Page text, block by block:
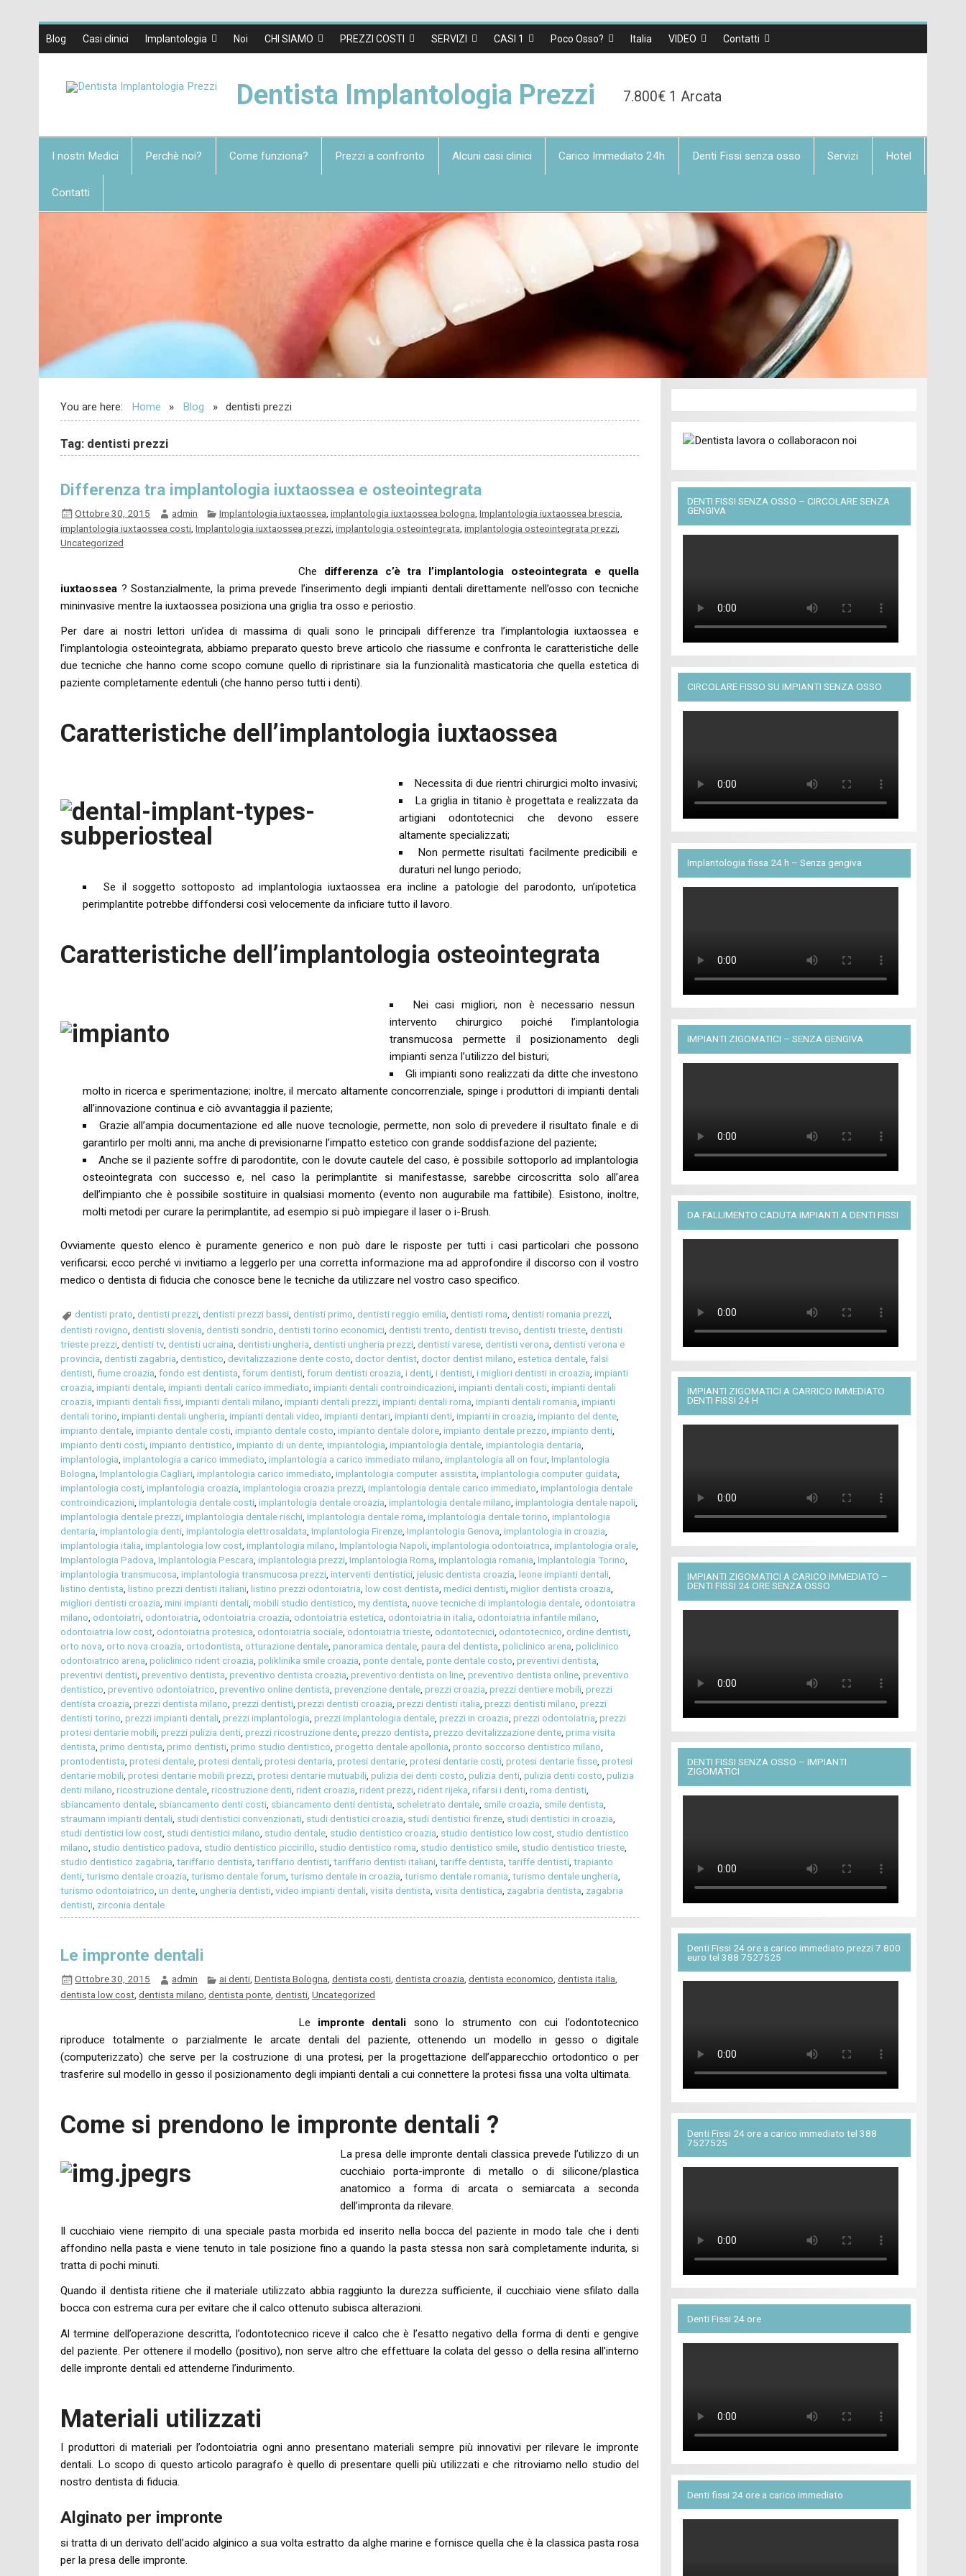
Blog Casi clinici Implantologia Noi CHI SIAMO PREZZI COSTI SERVIZI CASI 1 Poco Osso? Italia VIDEO Contatti
Dentista Implantologia Prezzi 7.800€ 1 Arcata
I nostri Medici Perchè noi? Come funziona? Prezzi a confronto Alcuni casi clinici Carico Immediato 24h Denti Fissi senza osso Servizi Hotel
Contatti
You are here: Home Blog dentisti prezzi
Tag: dentisti prezzi
Differenza tra implantologia iuxtaossea e osteointegrata
Ottobre 30, 2015 admin Implantologia iuxtaossea implantologia iuxtaossea bologna Implantologia iuxtaossea brescia
implantologia iuxtaossea costi,Implantologia iuxtaossea prezzi,implantologia osteointegrata,implantologia osteointegrata prezzi,
Uncategorized
Che differenza c’è tra l’implantologia osteointegrata e quella
iuxtaossea ? Sostanzialmente, la prima prevede l’inserimento degli impianti dentali direttamente nell’osso con tecniche
mininvasive mentre la iuxtaossea posiziona una griglia tra osso e periostio.
Per dare ai nostri lettori un’idea di massima di quali sono le principali differenze tra l’implantologia iuxtaossea e
l’implantologia osteointegrata, abbiamo preparato questo breve articolo che riassume e confronta le caratteristiche delle
due tecniche che hanno come scopo comune quello di ripristinare sia la funzionalità masticatoria che quella estetica di
paziente completamente edentuli (che hanno perso tutti i denti).
Caratteristiche dell’implantologia iuxtaossea
Necessita di due rientri chirurgici molto invasivi;
La griglia in titanio è progettata e realizzata da
artigiani odontotecnici che devono essere
altamente specializzati;
Non permette risultati facilmente predicibili e
duraturi nel lungo periodo;
Se il soggetto sottoposto ad implantologia iuxtaossea era incline a patologie del parodonto, un’ipotetica
perimplantite potrebbe diffondersi così velocemente da inficiare tutto il lavoro.
Caratteristiche dell’implantologia osteointegrata
Nei casi migliori, non è necessario nessun
intervento chirurgico poiché l’implantologia
transmucosa permette il posizionamento degli
impianti senza l’utilizzo del bisturi;
Gli impianti sono realizzati da ditte che investono
molto in ricerca e sperimentazione; inoltre, il mercato altamente concorrenziale, spinge i produttori di impianti dentali
all’innovazione continua e ciò avvantaggia il paziente;
Grazie all’ampia documentazione ed alle nuove tecnologie, permette, non solo di prevedere il risultato finale e di
garantirlo per molti anni, ma anche di previsionarne l’impatto estetico con grande soddisfazione del paziente;
Anche se il paziente soffre di parodontite, con le dovute cautele del caso, è possibile sottoporlo ad implantologia
osteointegrata con successo e, nel caso la perimplantite si manifestasse, sarebbe circoscritta solo all’area
dell’impianto che è possibile sostituire in qualsiasi momento (evento non augurabile ma fattibile). Esistono, inoltre,
molti metodi per curare la perimplantite, ad esempio si può impiegare il laser o i-Brush.
Ovviamente questo elenco è puramente generico e non può dare le risposte per tutti i casi particolari che possono
verificarsi; ecco perché vi invitiamo a leggerlo per una corretta informazione ma ad approfondire il discorso con il vostro
medico o dentista di fiducia che conosce bene le tecniche da utilizzare nel vostro caso specifico.
dentisti prato ,dentisti prezzi ,dentisti prezzi bassi ,dentisti primo ,dentisti reggio emilia ,dentisti roma ,dentisti romania prezzi
dentisti rovigno ,dentisti slovenia ,dentisti sondrio ,dentisti torino economici ,dentisti trento ,dentisti treviso ,dentisti trieste ,dentisti
trieste prezzi ,dentisti tv,dentisti ucraina ,dentisti ungheria ,dentisti ungheria prezzi ,dentisti varese ,dentisti verona ,dentisti verona e
provincia ,dentisti zagabria ,dentistico ,devitalizzazione dente costo ,doctor dentist ,doctor dentist milano ,estetica dentale ,falsi
dentisti ,fiume croazia ,fondo est dentista ,forum dentisti ,forum dentisti croazia ,i denti ,i dentisti ,i migliori dentisti in croazia ,impianti
croazia ,impianti dentale ,impianti dentali carico immediato ,impianti dentali controindicazioni ,impianti dentali costi ,impianti dentali
croazia ,impianti dentali fissi ,impianti dentali milano ,impianti dentali prezzi ,impianti dentali roma ,impianti dentali romania ,impianti
dentali torino ,impianti dentali ungheria ,impianti dentali video ,impianti dentari ,impianti denti ,impianti in croazia ,impianto del dente
impianto dentale ,impianto dentale costi ,impianto dentale costo ,impianto dentale dolore ,impianto dentale prezzo ,impianto denti
impianto denti costi ,impianto dentistico ,impianto di un dente ,impiantologia ,impiantologia dentale ,impiantologia dentaria
implantologia ,implantologia a carico immediato ,implantologia a carico immediato milano ,implantologia all on four,Implantologia
Bologna ,Implantologia Cagliari ,implantologia carico immediato ,implantologia computer assistita ,implantologia computer guidata
implantologia costi ,implantologia croazia ,implantologia croazia prezzi ,implantologia dentale carico immediato ,implantologia dentale
controindicazioni ,implantologia dentale costi ,implantologia dentale croazia ,implantologia dentale milano ,implantologia dentale napoli
implantologia dentale prezzi ,implantologia dentale rischi ,implantologia dentale roma ,implantologia dentale torino ,implantologia
dentaria ,implantologia denti ,implantologia elettrosaldata ,Implantologia Firenze ,Implantologia Genova ,implantologia in croazia
implantologia italia ,implantologia low cost ,implantologia milano ,Implantologia Napoli ,implantologia odontoiatrica ,implantologia orale
Implantologia Padova ,Implantologia Pescara ,implantologia prezzi ,Implantologia Roma ,implantologia romania ,Implantologia Torino
implantologia transmucosa ,implantologia transmucosa prezzi ,interventi dentistici ,jelusic dentista croazia ,leone impianti dentali
listino dentista ,listino prezzi dentisti italiani ,listino prezzi odontoiatria ,low cost dentista ,medici dentisti ,miglior dentista croazia
migliori dentisti croazia ,mini impianti dentali ,mobili studio dentistico ,my dentista ,nuove tecniche di implantologia dentale ,odontoiatra
milano ,odontoiatri ,odontoiatria ,odontoiatria croazia ,odontoiatria estetica ,odontoiatria in italia ,odontoiatria infantile milano
odontoiatria low cost ,odontoiatria protesica ,odontoiatria sociale ,odontoiatria trieste ,odontotecnici ,odontotecnico ,ordine dentisti
orto nova ,orto nova croazia ,ortodontista ,otturazione dentale ,panoramica dentale ,paura del dentista ,policlinico arena ,policlinico
odontoiatrico arena ,policlinico rident croazia ,poliklinika smile croazia ,ponte dentale ,ponte dentale costo ,preventivi dentista
preventivi dentisti ,preventivo dentista ,preventivo dentista croazia ,preventivo dentista on line ,preventivo dentista online ,preventivo
dentistico ,preventivo odontoiatrico ,preventivo online dentista ,prevenzione dentale ,prezzi croazia ,prezzi dentiere mobili ,prezzi
dentista croazia ,prezzi dentista milano ,prezzi dentisti ,prezzi dentisti croazia ,prezzi dentisti italia ,prezzi dentisti milano ,prezzi
dentisti torino ,prezzi impianti dentali ,prezzi implantologia ,prezzi implantologia dentale ,prezzi in croazia ,prezzi odontoiatria ,prezzi
protesi dentarie mobili ,prezzi pulizia denti ,prezzi ricostruzione dente ,prezzo dentista ,prezzo devitalizzazione dente ,prima visita
dentista ,primo dentista ,primo dentisti ,primo studio dentistico ,progetto dentale apollonia ,pronto soccorso dentistico milano
prontodentista ,protesi dentale ,protesi dentali ,protesi dentaria ,protesi dentarie ,protesi dentarie costi ,protesi dentarie fisse ,protesi
dentarie mobili ,protesi dentarie mobili prezzi ,protesi dentarie mutuabili ,pulizia dei denti costo ,pulizia denti ,pulizia denti costo ,pulizia
denti milano ,ricostruzione dentale ,ricostruzione denti ,rident croazia ,rident prezzi ,rident rijeka ,rifarsi i denti ,roma dentisti
sbiancamento dentale sbiancamento denti costi sbiancamento denti dentista scheletrato dentale smile croazia smile dentista
straumann impianti dentali studi dentistici convenzionati studi dentistici croazia studi dentistici firenze studi dentistici in croazia
studi dentistici low cost studi dentistici milano studio dentale studio dentistico croazia studio dentistico low cost studio dentistico
milano studio dentistico padova studio dentistico piccirillo studio dentistico roma studio dentistico smile studio dentistico trieste
studio dentistico zagabria ,tariffario dentista ,tariffario dentisti ,tariffario dentisti italiani ,tariffe dentista ,tariffe dentisti ,trapianto
denti ,turismo dentale croazia ,turismo dentale forum ,turismo dentale in croazia ,turismo dentale romania ,turismo dentale ungheria
turismo odontoiatrico ,un dente ,ungheria dentisti ,video impianti dentali ,visita dentista ,visita dentistica zagabria dentista zagabria
dentisti zirconia dentale
Le impronte dentali
Ottobre 30, 2015 admin ai denti, Dentista Bologna, dentista costi, dentista croazia, dentista economico, dentista italia,
dentista low cost ,dentista milano ,dentista ponte ,dentisti ,Uncategorized
Le impronte dentali sono lo strumento con cui l’odontotecnico
riproduce totalmente o parzialmente le arcate dentali del paziente, ottenendo un modello in gesso o digitale
(computerizzato) che serve per la costruzione di una protesi, per la progettazione dell’apparecchio ortodontico o per
trasferire sul modello in gesso il posizionamento degli impianti dentali a cui connettere la protesi fissa una volta ultimata.
Come si prendono le impronte dentali ?
La presa delle impronte dentali classica prevede l’utilizzo di un
cucchiaio porta-impronte di metallo o di silicone/plastica
anatomico a forma di arcata o semiarcata a seconda
dell’impronta da rilevare.
Il cucchiaio viene riempito di una speciale pasta morbida ed inserito nella bocca del paziente in modo tale che i denti
affondino nella pasta e viene tenuto in tale posizione fino a quando la pasta stessa non sarà completamente indurita, si
tratta di pochi minuti.
Quando il dentista ritiene che il materiale utilizzato abbia raggiunto la durezza sufficiente, il cucchiaio viene sfilato dalla
bocca con estrema cura per evitare che il calco ottenuto subisca alterazioni.
Al termine dell’operazione descritta, l’odontotecnico riceve il calco che è l’esatto negativo della forma di denti e gengive
del paziente. Per ottenere il modello (positivo), non serve altro che effettuare la colata del gesso o della resina all’interno
delle impronte dentali ed attenderne l’indurimento.
Materiali utilizzati
I produttori di materiali per l’odontoiatria ogni anno presentano materiali sempre più innovativi per rilevare le impronte
dentali. Lo scopo di questo articolo paragrafo è quello di presentare quelli più utilizzati e che ritroviamo nello studio del
nostro dentista di fiducia.
Alginato per impronte
si tratta di un derivato dell’acido alginico a sua volta estratto da alghe marine e fornisce quella che è la classica pasta rosa
per la presa delle impronte.
DENTI FISSI SENZA OSSO – CIRCOLARE SENZA
GENGIVA
CIRCOLARE FISSO SU IMPIANTI SENZA OSSO
Implantologia fissa 24 h – Senza gengiva
IMPIANTI ZIGOMATICI – SENZA GENGIVA
DA FALLIMENTO CADUTA IMPIANTI A DENTI FISSI
IMPIANTI ZIGOMATICI A CARRICO IMMEDIATO
DENTI FISSI 24 H
IMPIANTI ZIGOMATICI A CARICO IMMEDIATO –
DENTI FISSI 24 ORE SENZA OSSO
DENTI FISSI SENZA OSSO – IMPIANTI
ZIGOMATICI
Denti Fissi 24 ore a carico immediato prezzi 7.800
euro tel 388 7527525
Denti Fissi 24 ore a carico immediato tel 388
7527525
Denti Fissi 24 ore
Denti fissi 24 ore a carico immediato